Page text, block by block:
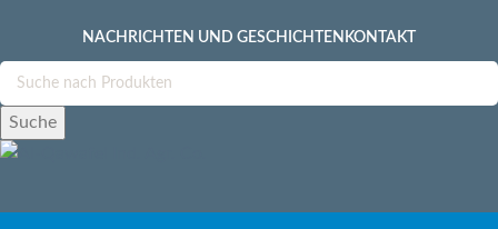
NACHRICHTEN UND GESCHICHTEN KONTAKT
Suche